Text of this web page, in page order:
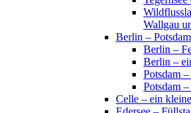
Wallgau
Berlin – Potsdam
Berlin –
Berlin –
Potsdam
Potsdam
Celle – ein